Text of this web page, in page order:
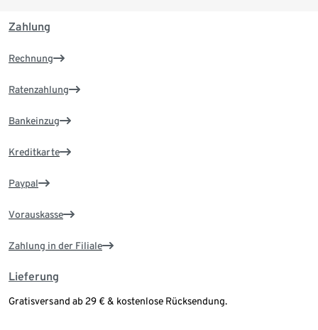
Zahlung
Rechnung
Ratenzahlung
Bankeinzug
Kreditkarte
Paypal
Vorauskasse
Zahlung in der Filiale
Lieferung
Gratisversand ab 29 € & kostenlose Rücksendung.